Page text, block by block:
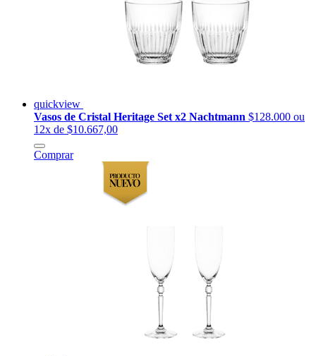
quickview
Vasos de Cristal Heritage Set x2 Nachtmann $128.000 ou
12x de $10.667,00
Comprar